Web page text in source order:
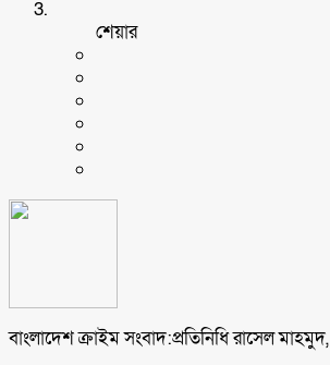
শেয়ার
বাংলাদেশ ক্রাইম সংবাদ:প্রতিনিধি রাসেল মাহমুদ,